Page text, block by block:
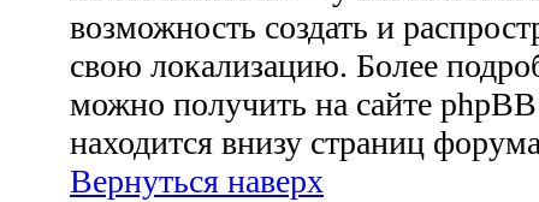
возможность создать и
свою локализацию. Более
можно получить на сайте
находится внизу страниц
Вернуться наверх